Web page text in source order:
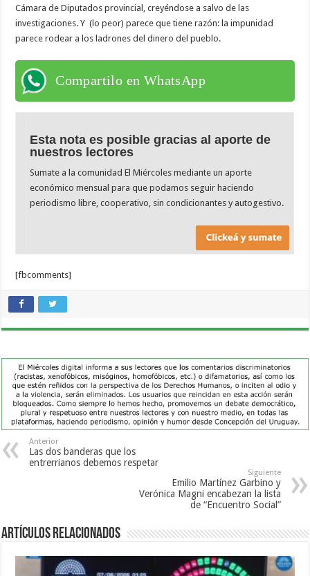
Cámara de Diputados provincial, creyéndose a salvo de las
investigaciones. Y (lo peor) parece que tiene razón: la impunidad
parece rodear a los ladrones del dinero del pueblo.
Compartilo en WhatsApp
Esta nota es posible gracias al aporte de
nuestros lectores
Sumate a la comunidad El Miércoles mediante un aporte
económico mensual para que podamos seguir haciendo
periodismo libre, cooperativo, sin condicionantes y autogestivo.
[fbcomments]
Anterior
Las dos banderas que los
entrerrianos debemos respetar
Siguiente
Emilio Martínez Garbino y
Verónica Magni encabezan la lista
de “Encuentro Social”
Artículos Relacionados